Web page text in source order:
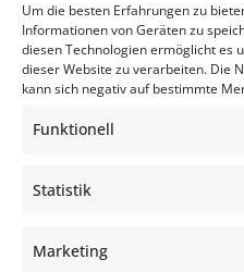
Um die besten Erfahrungen zu
Informationen von Geräten zu
diesen Technologien ermöglicht es
dieser Website zu verarbeiten. Die
kann sich negativ auf bestimmte
Funktionell
Statistik
Marketing